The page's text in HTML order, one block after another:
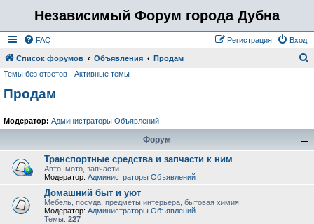
Независимый Форум города Дубна
FAQ Вход
Регистрация
Список форумов Объявления Продам
Темы без ответов Активные темы
Продам
Модератор: Администраторы Объявлений
Форум
Транспортные средства и запчасти к ним
Авто, мото, запчасти
Модератор: Администраторы Объявлений
Домашний быт и уют
Мебель, посуда, предметы интерьера, бытовая химия
Модератор: Администраторы Объявлений
Темы: 227